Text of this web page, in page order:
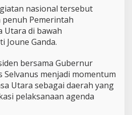
P
e
r
k
e
a
h
a
n
G
nasional tersebut
Pemerintah
Utara di bawah
Joune Ganda.
bersama Gubernur
Selvanus menjadi momentum
Utara sebagai daerah yang
pelaksanaan agenda